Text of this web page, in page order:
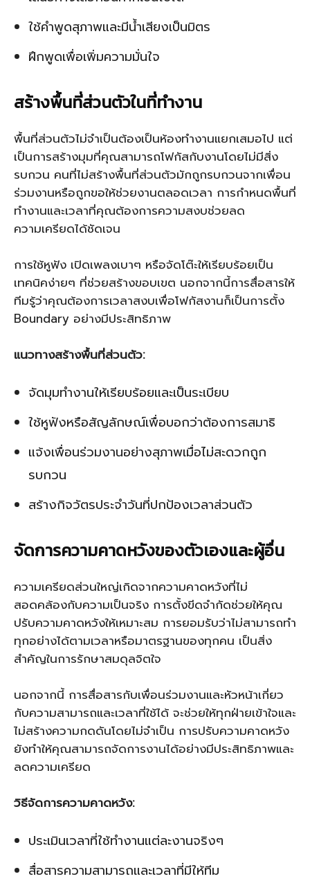
ใช้คำพูดสุภาพและมีน้ำเสียงเป็นมิตร
ฝึกพูดเพื่อเพิ่มความมั่นใจ
สร้างพื้นที่ส่วนตัวในที่ทำงาน
พื้นที่ส่วนตัวไม่จำเป็นต้องเป็นห้องทำงานแยกเสมอไป แต่
เป็นการสร้างมุมที่คุณสามารถโฟกัสกับงานโดยไม่มีสิ่ง
รบกวน คนที่ไม่สร้างพื้นที่ส่วนตัวมักถูกรบกวนจากเพื่อน
ร่วมงานหรือถูกขอให้ช่วยงานตลอดเวลา การกำหนดพื้นที่
ทำงานและเวลาที่คุณต้องการความสงบช่วยลด
ความเครียดได้ชัดเจน
การใช้หูฟัง เปิดเพลงเบาๆ หรือจัดโต๊ะให้เรียบร้อยเป็น
เทคนิคง่ายๆ ที่ช่วยสร้างขอบเขต นอกจากนี้การสื่อสารให้
ทีมรู้ว่าคุณต้องการเวลาสงบเพื่อโฟกัสงานก็เป็นการตั้ง
Boundary อย่างมีประสิทธิภาพ
แนวทางสร้างพื้นที่ส่วนตัว:
จัดมุมทำงานให้เรียบร้อยและเป็นระเบียบ
ใช้หูฟังหรือสัญลักษณ์เพื่อบอกว่าต้องการสมาธิ
แจ้งเพื่อนร่วมงานอย่างสุภาพเมื่อไม่สะดวกถูก
รบกวน
สร้างกิจวัตรประจำวันที่ปกป้องเวลาส่วนตัว
จัดการความคาดหวังของตัวเองและผู้อื่น
ความเครียดส่วนใหญ่เกิดจากความคาดหวังที่ไม่
สอดคล้องกับความเป็นจริง การตั้งขีดจำกัดช่วยให้คุณ
ปรับความคาดหวังให้เหมาะสม การยอมรับว่าไม่สามารถทำ
ทุกอย่างได้ตามเวลาหรือมาตรฐานของทุกคน เป็นสิ่ง
สำคัญในการรักษาสมดุลจิตใจ
นอกจากนี้ การสื่อสารกับเพื่อนร่วมงานและหัวหน้าเกี่ยว
กับความสามารถและเวลาที่ใช้ได้ จะช่วยให้ทุกฝ่ายเข้าใจและ
ไม่สร้างความกดดันโดยไม่จำเป็น การปรับความคาดหวัง
ยังทำให้คุณสามารถจัดการงานได้อย่างมีประสิทธิภาพและ
ลดความเครียด
วิธีจัดการความคาดหวัง:
ประเมินเวลาที่ใช้ทำงานแต่ละงานจริงๆ
สื่อสารความสามารถและเวลาที่มีให้ทีม